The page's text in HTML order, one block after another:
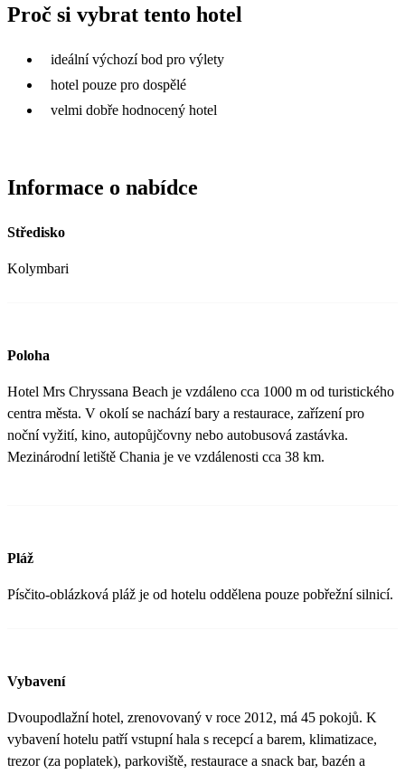
Proč si vybrat tento hotel
ideální výchozí bod pro výlety
hotel pouze pro dospělé
velmi dobře hodnocený hotel
Informace o nabídce
Středisko
Kolymbari
Poloha
Hotel Mrs Chryssana Beach je vzdáleno cca 1000 m od turistického
centra města. V okolí se nachází bary a restaurace, zařízení pro
noční vyžití, kino, autopůjčovny nebo autobusová zastávka.
Mezinárodní letiště Chania je ve vzdálenosti cca 38 km.
Pláž
Písčito-oblázková pláž je od hotelu oddělena pouze pobřežní silnicí.
Vybavení
Dvoupodlažní hotel, zrenovovaný v roce 2012, má 45 pokojů. K
vybavení hotelu patří vstupní hala s recepcí a barem, klimatizace,
trezor (za poplatek), parkoviště, restaurace a snack bar, bazén a